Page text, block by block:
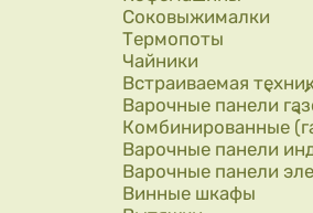
Соковыжималки
Термопоты
Чайники
Встраиваемая
Варочные панели
Комбинированные
Варочные панели
Варочные панели
Винные шкафы